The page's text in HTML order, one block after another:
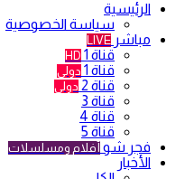
الرئيسية
سياسة الخصوصية
مباشر LIVE
قناة 1 HD
قناة 1 دولي
قناة 2 دولي
قناة 3
قناة 4
قناة 5
فجر شو أفلام ومسلسلات
الأخبار